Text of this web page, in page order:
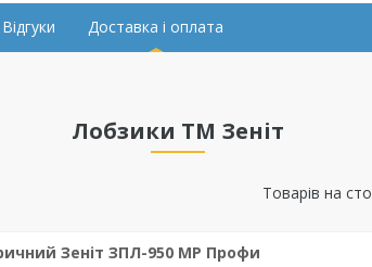
Відгуки Доставка і оплата
Лобзики ТМ Зеніт
Зеніт ЗПЛ-950 МР Профи